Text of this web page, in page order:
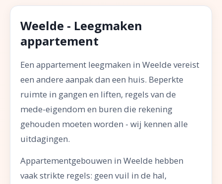
Weelde - Leegmaken
appartement
Een appartement leegmaken in Weelde vereist
een andere aanpak dan een huis. Beperkte
ruimte in gangen en liften, regels van de
mede-eigendom en buren die rekening
gehouden moeten worden - wij kennen alle
uitdagingen.
Appartementgebouwen in Weelde hebben
vaak strikte regels: geen vuil in de hal,